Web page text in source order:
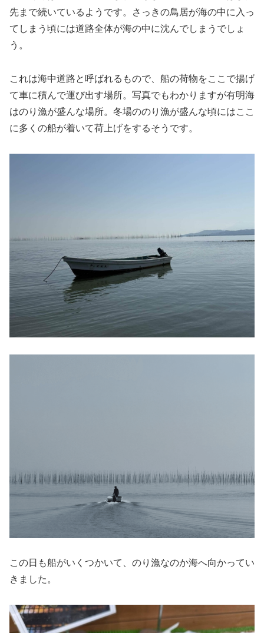
先まで続いているようです。さっきの鳥居が海の中に入っ
てしまう頃には道路全体が海の中に沈んでしまうでしょ
う。
これは海中道路と呼ばれるもので、船の荷物をここで揚げ
て車に積んで運び出す場所。写真でもわかりますが有明海
はのり漁が盛んな場所。冬場ののり漁が盛んな頃にはここ
に多くの船が着いて荷上げをするそうです。
この日も船がいくつかいて、のり漁なのか海へ向かってい
きました。